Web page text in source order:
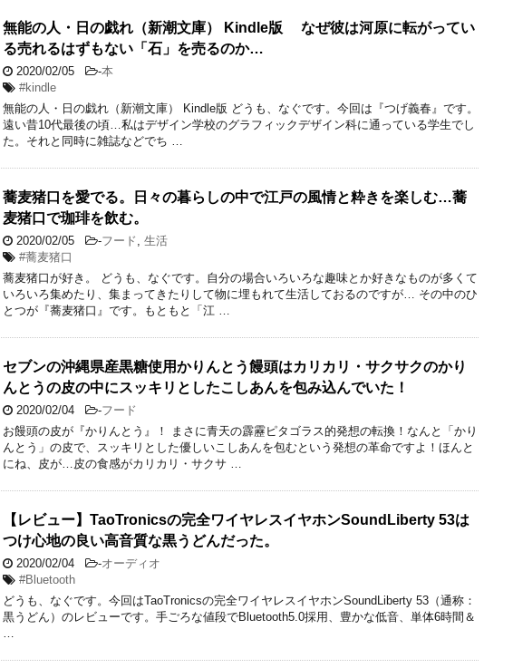
無能の人・日の戯れ（新潮文庫） Kindle版 なぜ彼は河原に転がってい
る売れるはずもない「石」を売るのか…
2020/02/05 -本
#kindle
無能の人・日の戯れ（新潮文庫） Kindle版 どうも、なぐです。今回は『つげ義春』です。
遠い昔10代最後の頃…私はデザイン学校のグラフィックデザイン科に通っている学生でし
た。それと同時に雑誌などでち …
蕎麦猪口を愛でる。日々の暮らしの中で江戸の風情と粋きを楽しむ…蕎
麦猪口で珈琲を飲む。
2020/02/05 -フード, 生活
#蕎麦猪口
蕎麦猪口が好き。 どうも、なぐです。自分の場合いろいろな趣味とか好きなものが多くて
いろいろ集めたり、集まってきたりして物に埋もれて生活しておるのですが… その中のひ
とつが『蕎麦猪口』です。もともと「江 …
セブンの沖縄県産黒糖使用かりんとう饅頭はカリカリ・サクサクのかり
んとうの皮の中にスッキリとしたこしあんを包み込んでいた！
2020/02/04 -フード
お饅頭の皮が『かりんとう』！ まさに青天の霹靂ピタゴラス的発想の転換！なんと「かり
んとう」の皮で、スッキリとした優しいこしあんを包むという発想の革命ですよ！ほんと
にね、皮が…皮の食感がカリカリ・サクサ …
【レビュー】TaoTronicsの完全ワイヤレスイヤホンSoundLiberty 53は
つけ心地の良い高音質な黒うどんだった。
2020/02/04 -オーディオ
#Bluetooth
どうも、なぐです。今回はTaoTronicsの完全ワイヤレスイヤホンSoundLiberty 53（通称：
黒うどん）のレビューです。手ごろな値段でBluetooth5.0採用、豊かな低音、単体6時間＆
…